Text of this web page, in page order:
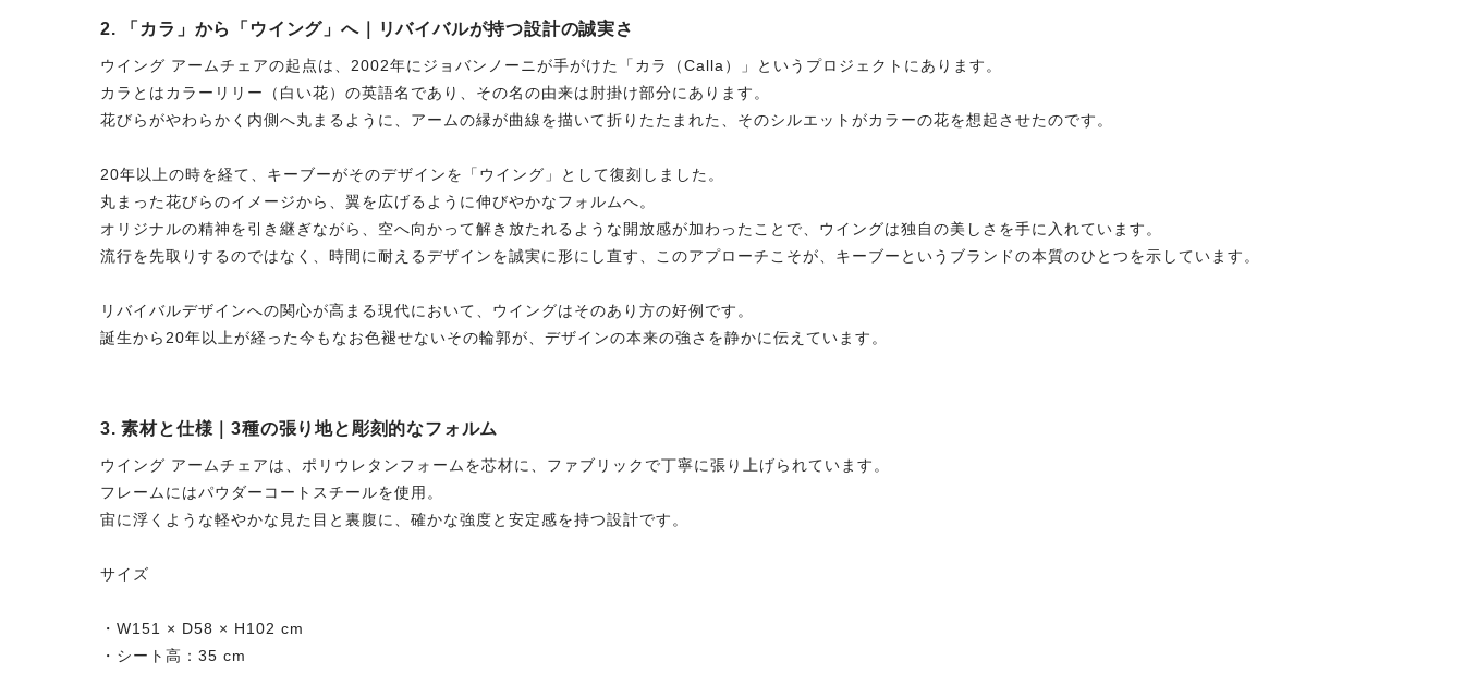
2. 「カラ」から「ウイング」へ｜リバイバルが持つ設計の誠実さ
ウイング アームチェアの起点は、2002年にジョバンノーニが手がけた「カラ（Calla）」というプロジェクトにあります。
カラとはカラーリリー（白い花）の英語名であり、その名の由来は肘掛け部分にあります。
花びらがやわらかく内側へ丸まるように、アームの縁が曲線を描いて折りたたまれた、そのシルエットがカラーの花を想起させたのです。
20年以上の時を経て、キーブーがそのデザインを「ウイング」として復刻しました。
丸まった花びらのイメージから、翼を広げるように伸びやかなフォルムへ。
オリジナルの精神を引き継ぎながら、空へ向かって解き放たれるような開放感が加わったことで、ウイングは独自の美しさを手に入れています。
流行を先取りするのではなく、時間に耐えるデザインを誠実に形にし直す、このアプローチこそが、キーブーというブランドの本質のひとつを示しています。
リバイバルデザインへの関心が高まる現代において、ウイングはそのあり方の好例です。
誕生から20年以上が経った今もなお色褪せないその輪郭が、デザインの本来の強さを静かに伝えています。
3. 素材と仕様｜3種の張り地と彫刻的なフォルム
ウイング アームチェアは、ポリウレタンフォームを芯材に、ファブリックで丁寧に張り上げられています。
フレームにはパウダーコートスチールを使用。
宙に浮くような軽やかな見た目と裏腹に、確かな強度と安定感を持つ設計です。
サイズ
・W151 × D58 × H102 cm
・シート高：35 cm